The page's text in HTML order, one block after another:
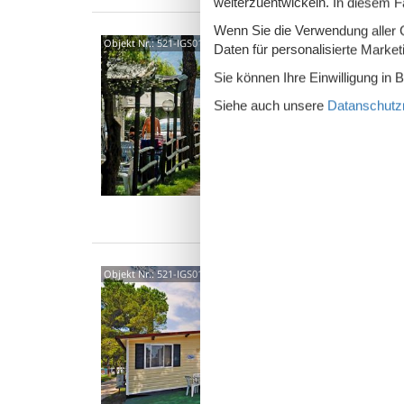
Objekt Nr.:521-IGS01330-MYC
4,3
Objekt Nr.:521-IGS01330-MYA
Wenn Sie die Verwendung
Daten für personalisierte
Sie können Ihre Einwilligung in
Siehe auch unsere